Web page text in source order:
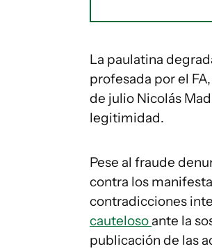
La paulatina
profesada por el
de julio Nicolás
legitimidad.
Pese al fraude
contra los
contradicciones
cauteloso ante la
publicación de las